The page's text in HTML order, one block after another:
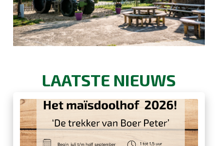
LAATSTE NIEUWS